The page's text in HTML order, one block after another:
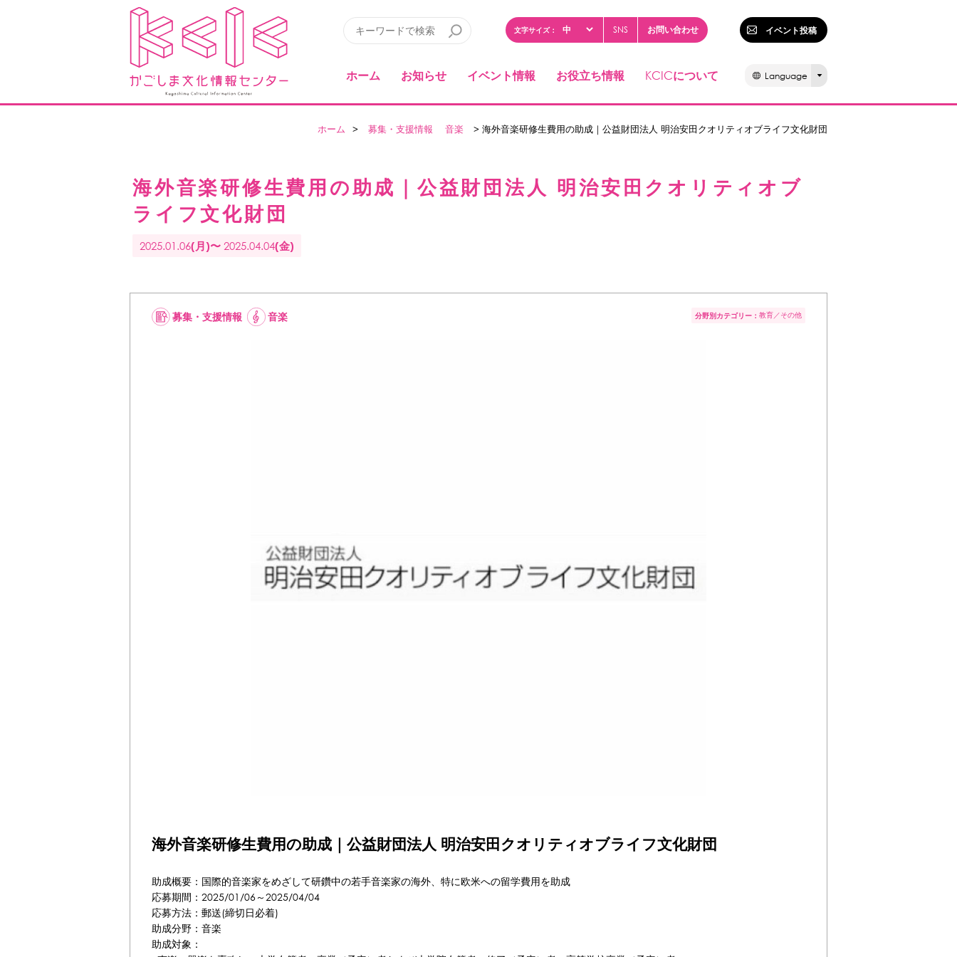
文字サイズ： SNS お問い合わせ イベント投稿
ホーム お知らせ イベント情報 お役立ち情報 KCICについて Language
ホーム > 募集・支援情報 音楽 > 海外音楽研修生費用の助成｜公益財団法人 明治安田クオリティオブライフ文化財団
海外音楽研修生費用の助成｜公益財団法人 明治安田クオリティオブ
ライフ文化財団
2025.01.06(月)〜 2025.04.04(金)
募集・支援情報 音楽 分野別カテゴリー： 教育 その他
海外音楽研修生費用の助成｜公益財団法人 明治安田クオリティオブライフ文化財団
助成概要：国際的音楽家をめざして研鑽中の若手音楽家の海外、特に欧米への留学費用を助成
応募期間：2025/01/06～2025/04/04
応募方法：郵送(締切日必着)
助成分野：音楽
助成対象：